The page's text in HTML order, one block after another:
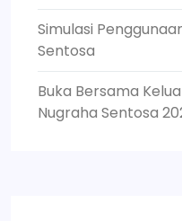
Simulasi
Sentosa
Buka Bersama
Nugraha Sentosa